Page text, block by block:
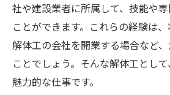
社や建設業者に所属して、技能や
ことができます。これらの経験は
解体工の会社を開業する場合など
ことでしょう。そんな解体工とし
魅力的な仕事です。